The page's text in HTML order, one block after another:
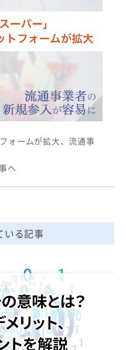
ォームが拡大、流通事
へ
いる記事